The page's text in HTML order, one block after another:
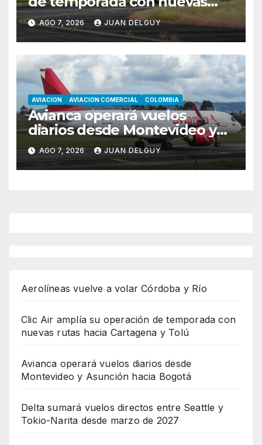
rutas hacia Cartagena y Tolú
AGO 7, 2026 JUAN DELGUY
AVIACION AVIACION COMERCIAL COLOMBIA
Avianca operará vuelos
diarios desde Montevideo y
Asunción hacia Bogotá
AGO 7, 2026 JUAN DELGUY
Aerolíneas vuelve a volar Córdoba y Río
Clic Air amplía su operación de temporada con
nuevas rutas hacia Cartagena y Tolú
Avianca operará vuelos diarios desde
Montevideo y Asunción hacia Bogotá
Delta sumará vuelos directos entre Seattle y
Tokio-Narita desde marzo de 2027